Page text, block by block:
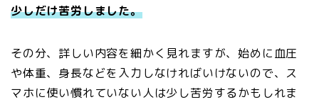
少しだけ苦労しました。
その分、詳しい内容を細かく見れますが、始めに血圧
や体重、身長などを入力しなければいけないので、ス
マホに使い慣れていない人は少し苦労するかもしれま